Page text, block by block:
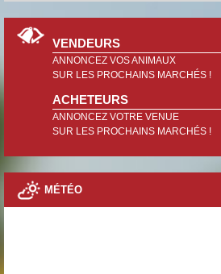
VENDEURS
ANNONCEZ VOS ANIMAUX
SUR LES PROCHAINS MARCHÉS !
ACHETEURS
ANNONCEZ VOTRE VENUE
SUR LES PROCHAINS MARCHÉS !
MÉTÉO